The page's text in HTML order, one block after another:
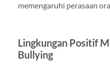
memengaruhi perasaan
Lingkungan Positif
Bullying